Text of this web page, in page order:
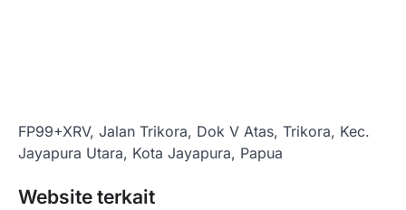
FP99+XRV, Jalan Trikora, Dok V Atas, Trikora, Kec.
Jayapura Utara, Kota Jayapura, Papua
Website terkait